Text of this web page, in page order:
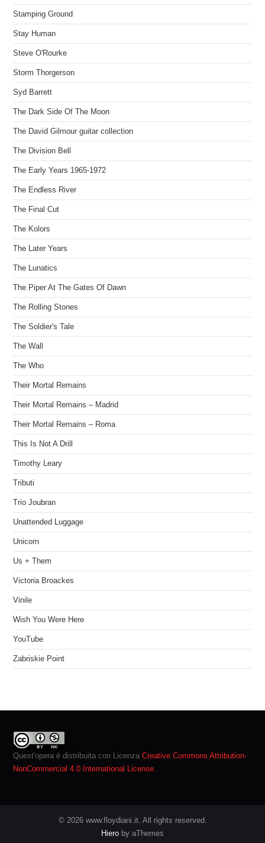
Stamping Ground
Stay Human
Steve O'Rourke
Storm Thorgerson
Syd Barrett
The Dark Side Of The Moon
The David Gilmour guitar collection
The Division Bell
The Early Years 1965-1972
The Endless River
The Final Cut
The Kolors
The Later Years
The Lunatics
The Piper At The Gates Of Dawn
The Rolling Stones
The Soldier's Tale
The Wall
The Who
Their Mortal Remains
Their Mortal Remains – Madrid
Their Mortal Remains – Roma
This Is Not A Drill
Timothy Leary
Tributi
Trio Joubran
Unattended Luggage
Unicorn
Us + Them
Victoria Broackes
Vinile
Wish You Were Here
YouTube
Zabriskie Point
Quest'opera è distribuita con LicenzaCreative Commons Attribution-
NonCommercial 4.0 International License.
© 2026 www.floydiani.it. All rights reserved.
Hiero by aThemes